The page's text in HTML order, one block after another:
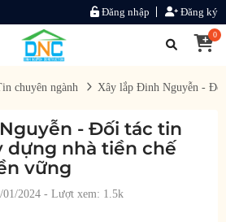
Đăng nhập Đăng ký
0
chuyên ngành Xây lắp Đinh Nguyễn - Đối
- Đối tác tin
dựng nhà tiền chế
vững
2024 - Lượt xem: 1.5k